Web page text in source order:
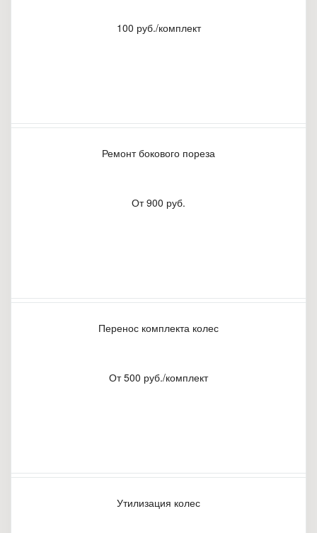
100 руб./комплект
Ремонт бокового пореза
От 900 руб.
Перенос комплекта колес
От 500 руб./комплект
Утилизация колес